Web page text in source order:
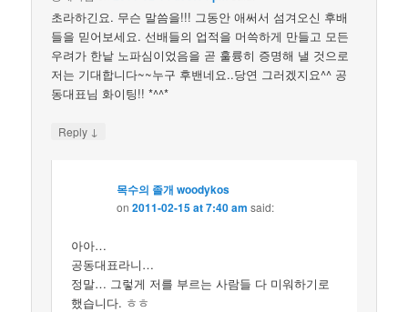
초라하긴요. 무슨 말씀을!!! 그동안 애써서 섬겨오신 후배
들을 믿어보세요. 선배들의 업적을 머쓱하게 만들고 모든
우려가 한낱 노파심이었음을 곧 훌륭히 증명해 낼 것으로
저는 기대합니다~~누구 후밴네요..당연 그러겠지요^^ 공
동대표님 화이팅!! *^^*
Reply ↓
목수의 졸개 woodykos
on2011-02-15 at 7:40 am said:
아아…
공동대표라니…
정말… 그렇게 저를 부르는 사람들 다 미워하기로
했습니다. ㅎㅎ